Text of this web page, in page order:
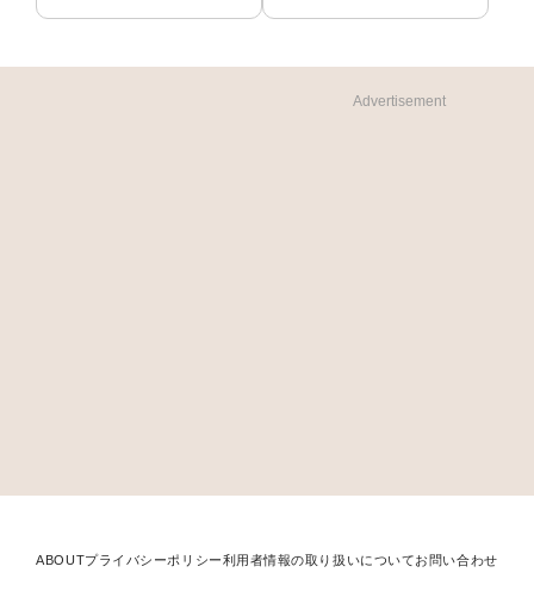
Advertisement
ABOUTプライバシーポリシー利用者情報の取り扱いについてお問い合わせ